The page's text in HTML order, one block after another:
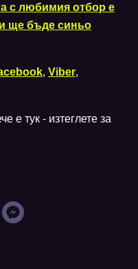
с любимия отбор е
ще бъде синьо
, Viber,
е тук - изтеглете за